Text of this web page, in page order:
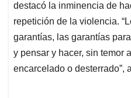
destacó la inminencia de
repetición de la violencia.
garantías, las garantías
y pensar y hacer, sin temor
encarcelado o desterrado”,